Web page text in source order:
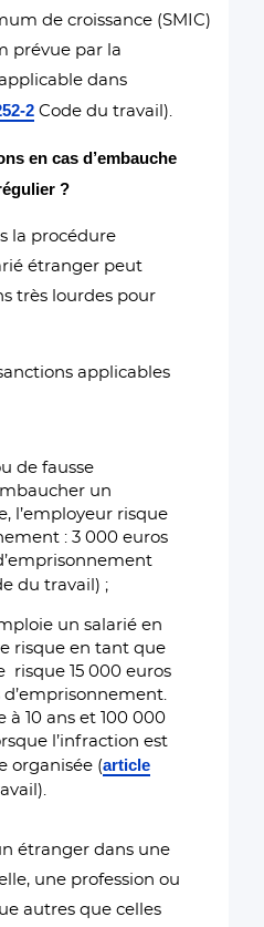
de croissance (SMIC)
prévue par la
dans
2 Code du travail).
en cas d’embauche
?
la procédure
étranger peut
très lourdes pour
applicables
de fausse
un
l’employeur risque
: 3 000 euros
du travail) ;
un salarié en
risque en tant que
risque 15 000 euros
d’emprisonnement.
à 10 ans et 100 000
l’infraction est
organisée (article
étranger dans une
une profession ou
autres que celles